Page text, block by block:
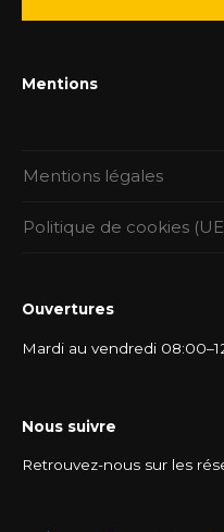
Mentions
Mentions légales
Politique de cookies
Ouvertures
Mardi au vendredi
Nous suivre
Retrouvez-nous sur les